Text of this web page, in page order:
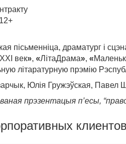
12+
пісьменніца, драматург і
век», «ЛітаДрама», «
літаратурную прэмію
Юлія Гружэўская, Павел
прэзентацыя п’есы,
клиентов